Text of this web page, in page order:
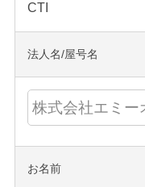
CTI
法人名/屋号名
お名前